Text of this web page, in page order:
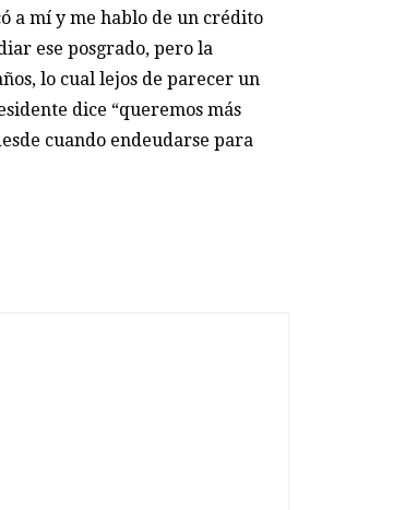
a mí y me hablo de un crédito
ese posgrado, pero la
lo cual lejos de parecer un
dice “queremos más
cuando endeudarse para